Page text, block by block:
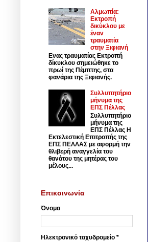
Αλμωπία:
Εκτροπή
δικύκλου με
έναν
τραυματία
στην Ξιφιανή
Ενας τραυματίας Εκτροπή
δίκυκλου σημειώθηκε το
πρωί της Πέμπτης, στα
φανάρια της Ξιφιανής.
Συλλυπητήριο
μήνυμα της
ΕΠΣ Πέλλας
Συλλυπητήριο
μήνυμα της
ΕΠΣ Πέλλας Η
Εκτελεστική Επιτροπής της
ΕΠΣ ΠΕΛΛΑΣ με αφορμή την
θλιβερή αναγγελία του
θανάτου της μητέρας του
μέλους...
Επικοινωνία
Όνομα
Ηλεκτρονικό ταχυδρομείο *